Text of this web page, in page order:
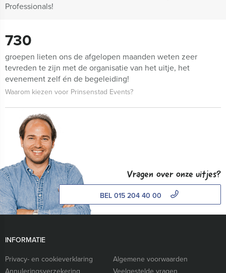
Professionals!
730
groepen lieten ons de afgelopen maanden weten zeer
tevreden te zijn met de organisatie van het uitje, het
evenement zelf én de begeleiding!
Waarom kiezen voor Prinsenstad Events?
Vragen over onze uitjes?
BEL 015 204 40 00
INFORMATIE
Privacy- en cookieverklaring
Algemene voorwaarden
Annuleringsverzekering
Veelgestelde vragen